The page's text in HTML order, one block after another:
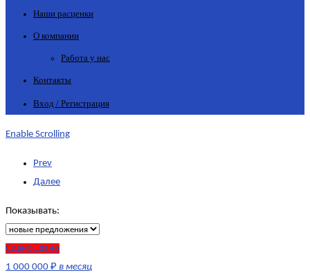
Наши расценки
О компании
Работа у нас
Контакты
Вход / Регистрация
Enable Scrolling
Prev
Далее
Показывать:
СданоСдано
1 000 000 ₽ в месяц